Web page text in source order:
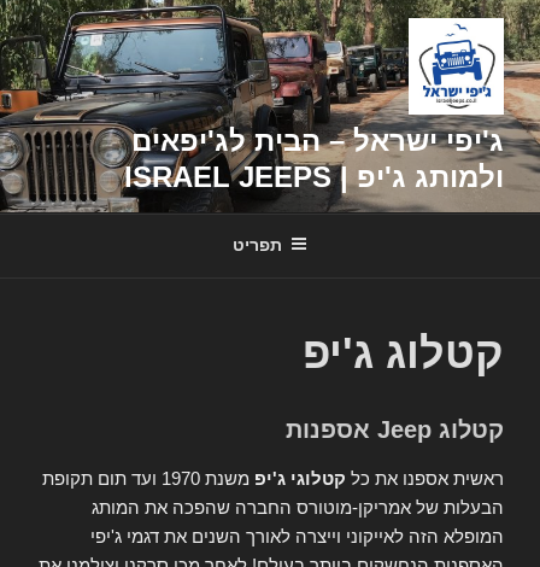
דילוג
לתוכן
ג'יפי ישראל – הבית לג'יפאים
ולמותג ג'יפ | ISRAEL JEEPS
תפריט
קטלוג ג'יפ
קטלוג Jeep אספנות
ראשית אספנו את כל קטלוגי ג'יפ
משנת 1970 ועד תום תקופת
הבעלות של אמריקן-מוטורס החברה שהפכה את המותג
המופלא הזה לאייקוני וייצרה לאורך השנים את דגמי ג'יפי